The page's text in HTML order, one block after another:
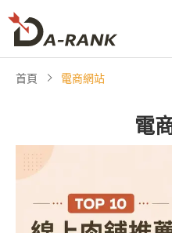
首頁 電商網站
電